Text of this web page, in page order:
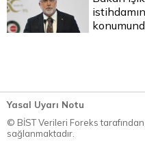
Yasal Uyarı Notu
© BİST Verileri Foreks
sağlanmaktadır.